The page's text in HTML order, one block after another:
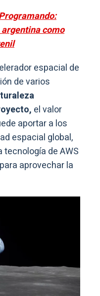
como
espacial de
de varios
el valor
aportar a los
espacial global,
de AWS
aprovechar la